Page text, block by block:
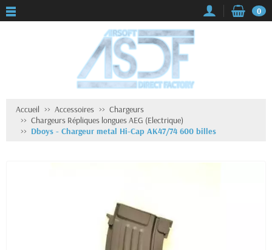
0
Accueil Accessoires
Chargeurs
Chargeurs Répliques longues AEG (Electrique)
Dboys - Chargeur metal Hi-Cap AK47/74 600 billes